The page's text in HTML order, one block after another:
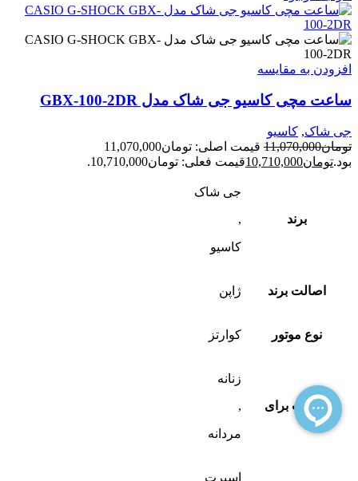
افزودن به مقایسه
ساعت مچی کاسیو جی شاک مدل GBX-100-2DR
جی شاک, کاسیو
تومان11,070,000
قیمت اصلی: تومان11,070,000
بود.تومان10,710,000قیمت فعلی: تومان10,710,000.
برند
جی شاک
,
کاسیو
اصالت برند ژاپن
نوع موتور کوارتز
مناسب برای
زنانه
,
مردانه
اسپرت